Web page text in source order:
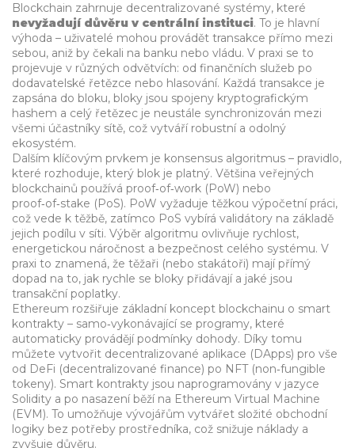
Blockchain zahrnuje decentralizované systémy, které
nevyžadují důvěru v centrální instituci. To je hlavní
výhoda – uživatelé mohou provádět transakce přímo mezi
sebou, aniž by čekali na banku nebo vládu. V praxi se to
projevuje v různých odvětvích: od finančních služeb po
dodavatelské řetězce nebo hlasování. Každá transakce je
zapsána do bloku, bloky jsou spojeny kryptografickým
hashem a celý řetězec je neustále synchronizován mezi
všemi účastníky sítě, což vytváří robustní a odolný
ekosystém.
Dalším klíčovým prvkem je konsensus algoritmus – pravidlo,
které rozhoduje, který blok je platný. Většina veřejných
blockchainů používá proof‑of‑work (PoW) nebo
proof‑of‑stake (PoS). PoW vyžaduje těžkou výpočetní práci,
což vede k těžbě, zatímco PoS vybírá validátory na základě
jejich podílu v síti. Výběr algoritmu ovlivňuje rychlost,
energetickou náročnost a bezpečnost celého systému. V
praxi to znamená, že těžaři (nebo stakátoři) mají přímý
dopad na to, jak rychle se bloky přidávají a jaké jsou
transakční poplatky.
Ethereum rozšiřuje základní koncept blockchainu o smart
kontrakty – samo‑vykonávající se programy, které
automaticky provádějí podmínky dohody. Díky tomu
můžete vytvořit decentralizované aplikace (DApps) pro vše
od DeFi (decentralizované finance) po NFT (non‑fungible
tokeny). Smart kontrakty jsou naprogramovány v jazyce
Solidity a po nasazení běží na Ethereum Virtual Machine
(EVM). To umožňuje vývojářům vytvářet složité obchodní
logiky bez potřeby prostředníka, což snižuje náklady a
zvyšuje důvěru.